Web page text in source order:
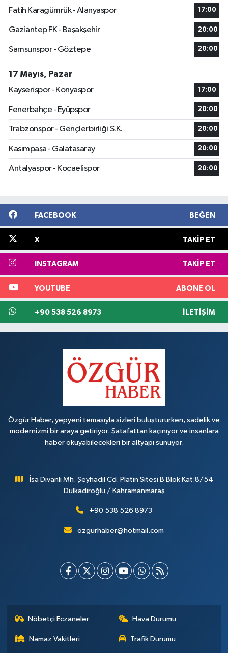
Fatih Karagümrük - Alanyaspor
17:00
Gaziantep FK - Başakşehir 20:00
Samsunspor - Göztepe 20:00
17 Mayıs, Pazar
Kayserispor - Konyaspor
17:00
Fenerbahçe - Eyüpspor 20:00
Trabzonspor - Gençlerbirliği S.K. 20:00
Kasımpaşa - Galatasaray 20:00
Antalyaspor - Kocaelispor 20:00
FACEBOOK BEĞEN
X TAKIP ET
INSTAGRAM TAKIP ET
YOUTUBE ABONE OL
+90 538 526 8973 İLETIŞIM
Özgür Haber, yepyeni temasıyla sizleri buluştururken, sadelik ve
modernizmi bir araya getiriyor. Şatafattan kaçınıyor ve insanlara
haber okuyabilecekleri bir altyapı sunuyor.
İsa Divanlı Mh. Şeyhadil Cd. Platin Sitesi B Blok Kat:8/54
Dulkadiroğlu / Kahramanmaraş
+90 538 526 8973
ozgurhaber@hotmail.com
Nöbetçi Eczaneler Hava Durumu
Namaz Vakitleri Trafik Durumu